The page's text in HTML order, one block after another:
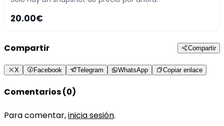
20.00€
Compartir Compartir
X Facebook Telegram WhatsApp Copiar enlace
Comentarios (0)
Para comentar,inicia sesión.